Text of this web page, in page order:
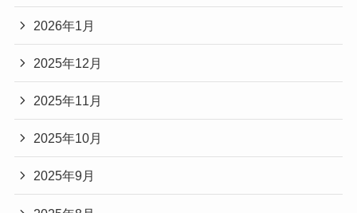
2026年1月
2025年12月
2025年11月
2025年10月
2025年9月